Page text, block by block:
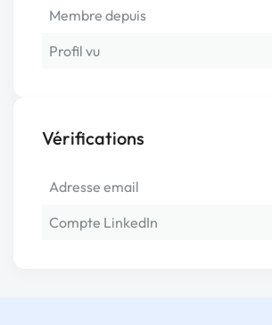
Membre depuis
Profil vu
Vérifications
Adresse email
Compte LinkedIn